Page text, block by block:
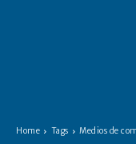
Home Tags Medios de